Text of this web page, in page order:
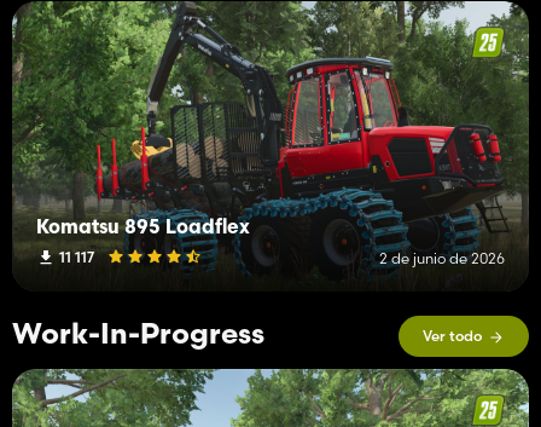
Komatsu 895 Loadflex
11 117 2 de junio de 2026
Work-In-Progress Ver todo